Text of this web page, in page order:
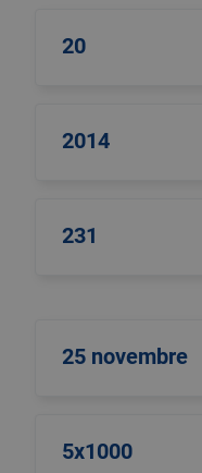
20
2014
231
25 novembre
5x1000